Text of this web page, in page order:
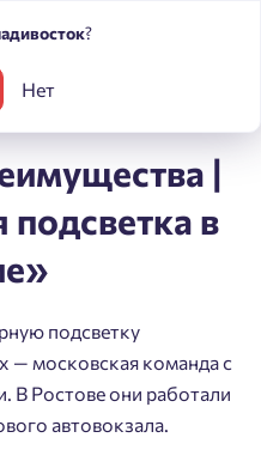
преимущества |
|
подсветка в
подсветку
— московская команда с
В Ростове они работали
автовокзала.
?
Нет